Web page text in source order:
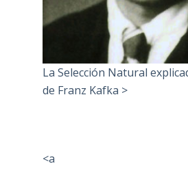
La Selección Natural
de Franz Kafka >
<a